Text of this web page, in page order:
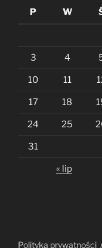
P
W
3 4
10 11
17 18
24 25
31
« lip
Polityka prywatności